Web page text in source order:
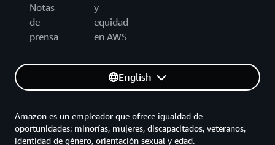
Notas
de
prensa
y
equidad
en AWS
English
Amazon es un empleador que ofrece igualdad de
oportunidades: minorías, mujeres, discapacitados, veteranos,
identidad de género, orientación sexual y edad.